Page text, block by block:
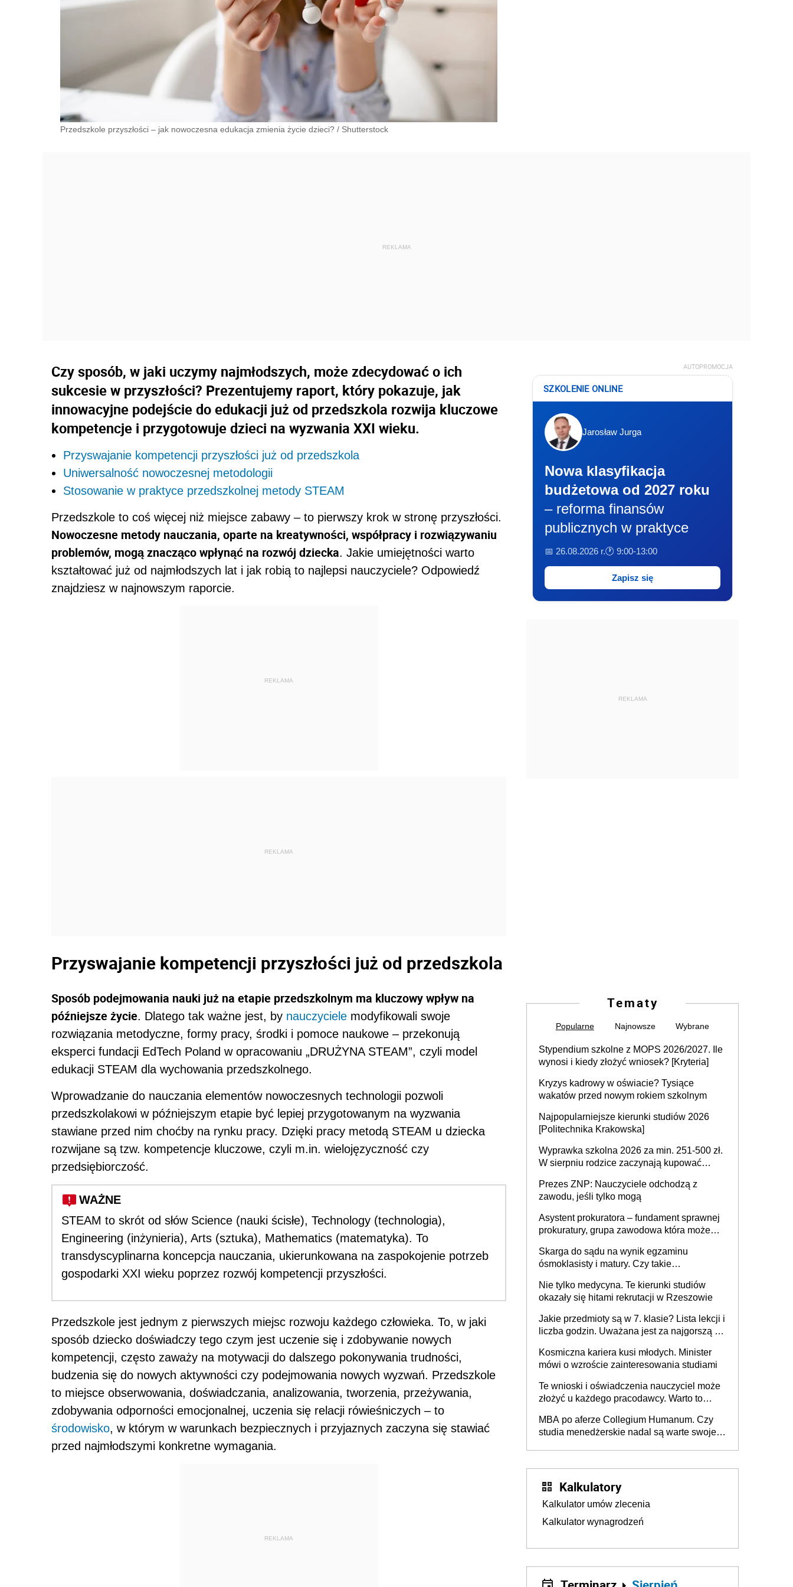
Przedszkole przyszłości – jak nowoczesna edukacja zmienia życie dzieci? / Shutterstock
Czy sposób, w jaki uczymy najmłodszych, może zdecydować o ich
sukcesie w przyszłości? Prezentujemy raport, który pokazuje, jak
innowacyjne podejście do edukacji już od przedszkola rozwija kluczowe
kompetencje i przygotowuje dzieci na wyzwania XXI wieku.
Przyswajanie kompetencji przyszłości już od przedszkola
Uniwersalność nowoczesnej metodologii
Stosowanie w praktyce przedszkolnej metody STEAM
Przedszkole to coś więcej niż miejsce zabawy – to pierwszy krok w stronę przyszłości.
Nowoczesne metody nauczania, oparte na kreatywności, współpracy i rozwiązywaniu
problemów, mogą znacząco wpłynąć na rozwój dziecka. Jakie umiejętności warto
kształtować już od najmłodszych lat i jak robią to najlepsi nauczyciele? Odpowiedź
znajdziesz w najnowszym raporcie.
REKLAMA
REKLAMA
Przyswajanie kompetencji przyszłości już od przedszkola
Sposób podejmowania nauki już na etapie przedszkolnym ma kluczowy wpływ na
późniejsze życie. Dlatego tak ważne jest, by nauczyciele modyfikowali swoje
rozwiązania metodyczne, formy pracy, środki i pomoce naukowe – przekonują
eksperci fundacji EdTech Poland w opracowaniu „DRUŻYNA STEAM”, czyli model
edukacji STEAM dla wychowania przedszkolnego.
Wprowadzanie do nauczania elementów nowoczesnych technologii pozwoli
przedszkolakowi w późniejszym etapie być lepiej przygotowanym na wyzwania
stawiane przed nim choćby na rynku pracy. Dzięki pracy metodą STEAM u dziecka
rozwijane są tzw. kompetencje kluczowe, czyli m.in. wielojęzyczność czy
przedsiębiorczość.
WAŻNE
STEAM to skrót od słów Science (nauki ścisłe), Technology (technologia),
Engineering (inżynieria), Arts (sztuka), Mathematics (matematyka). To
transdyscyplinarna koncepcja nauczania, ukierunkowana na zaspokojenie potrzeb
gospodarki XXI wieku poprzez rozwój kompetencji przyszłości.
Przedszkole jest jednym z pierwszych miejsc rozwoju każdego człowieka. To, w jaki
sposób dziecko doświadczy tego czym jest uczenie się i zdobywanie nowych
kompetencji, często zaważy na motywacji do dalszego pokonywania trudności,
budzenia się do nowych aktywności czy podejmowania nowych wyzwań. Przedszkole
to miejsce obserwowania, doświadczania, analizowania, tworzenia, przeżywania,
zdobywania odporności emocjonalnej, uczenia się relacji rówieśniczych – to
środowisko, w którym w warunkach bezpiecznych i przyjaznych zaczyna się stawiać
przed najmłodszymi konkretne wymagania.
REKLAMA
AUTOPROMOCJA
SZKOLENIE ONLINE
Jarosław Jurga
Nowa klasyfikacja
budżetowa od 2027 roku
– reforma finansów
publicznych w praktyce
📅 26.08.2026 r.🕐 9:00-13:00
Zapisz się
REKLAMA
Tematy
Popularne Najnowsze Wybrane
Stypendium szkolne z MOPS 2026/2027. Ile
wynosi i kiedy złożyć wniosek? [Kryteria]
Kryzys kadrowy w oświacie? Tysiące
wakatów przed nowym rokiem szkolnym
Najpopularniejsze kierunki studiów 2026
[Politechnika Krakowska]
Wyprawka szkolna 2026 za min. 251-500 zł.
W sierpniu rodzice zaczynają kupować
wydatek sięgający ponad 1 tys. zł
Prezes ZNP: Nauczyciele odchodzą z
zawodu, jeśli tylko mogą
Asystent prokuratora – fundament sprawnej
prokuratury, grupa zawodowa która może
Skarga do sądu na wynik egzaminu
ósmoklasisty i matury. Czy takie
Nie tylko medycyna. Te kierunki studiów
okazały się hitami rekrutacji w Rzeszowie
Jakie przedmioty są w 7. klasie? Lista lekcji i
liczba godzin. Uważana jest za najgorszą -
Kosmiczna kariera kusi młodych. Minister
mówi o wzroście zainteresowania studiami
Te wnioski i oświadczenia nauczyciel może
złożyć u każdego pracodawcy. Warto to
szkolnego 2026/2027
MBA po aferze Collegium Humanum. Czy
studia menedżerskie nadal są warte swojej
Kalkulatory
Kalkulator umów zlecenia
Kalkulator wynagrodzeń